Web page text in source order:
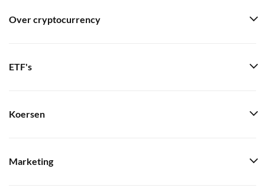
Over cryptocurrency
ETF's
Koersen
Marketing